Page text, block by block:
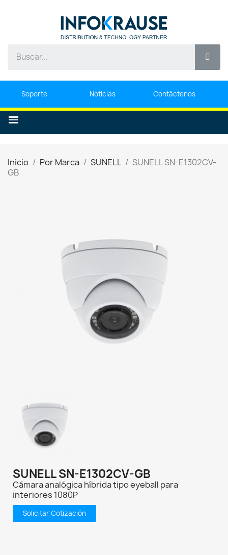
Soporte Noticias Contáctenos
Inicio Por Marca SUNELL
SUNELL SN-E1302CV-
GB
SUNELL SN-E1302CV-GB
Cámara analógica híbrida tipo eyeball para
interiores 1080P
Solicitar Cotización